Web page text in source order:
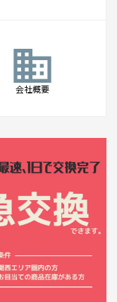
business
会社概要